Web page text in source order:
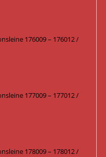
176009 – 176012 /
177009 – 177012 /
178009 – 178012 /